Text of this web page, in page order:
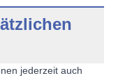
jederzeit auch